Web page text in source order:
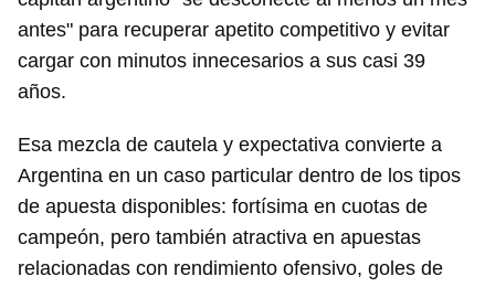
antes" para recuperar apetito competitivo y evitar
cargar con minutos innecesarios a sus casi 39
años.
Esa mezcla de cautela y expectativa convierte a
Argentina en un caso particular dentro de los tipos
de apuesta disponibles: fortísima en cuotas de
campeón, pero también atractiva en apuestas
relacionadas con rendimiento ofensivo, goles de